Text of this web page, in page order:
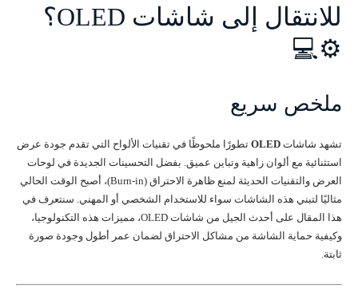
للانتقال إلى شاشات OLED؟
⚙️💻
ملخص سريع
تشهد شاشات OLED تطورًا ملحوظًا في تقنيات الألواح التي تقدم جودة عرض
استثنائية مع ألوان زاهية وتباين عميق. بفضل التحسينات الجديدة في لوحات
العرض والتقنيات الحديثة لمنع ظاهرة الاحتراق (Burn-in)، أصبح الوقت الحالي
مثاليًا لتبني هذه الشاشات سواء للاستخدام الشخصي أو المهني. سنتعرف في
هذا المقال على أحدث الجيل من شاشات OLED، مميزات هذه التكنولوجيا،
وكيفية حماية الشاشة من مشاكل الاحتراق لضمان عمر أطول وجودة صورة
ثابتة.